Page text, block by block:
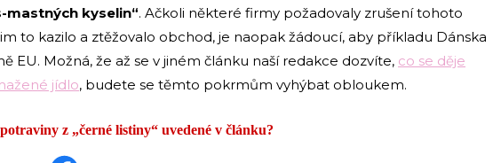
mastných kyselin“. Ačkoli některé firmy požadovaly zrušení tohoto
to kazilo a ztěžovalo obchod, je naopak žádoucí, aby příkladu Dánska
EU. Možná, že až se v jiném článku naší redakce dozvíte, co se děje
jídlo, budete se těmto pokrmům vyhýbat obloukem.
z „černé listiny“ uvedené v článku?